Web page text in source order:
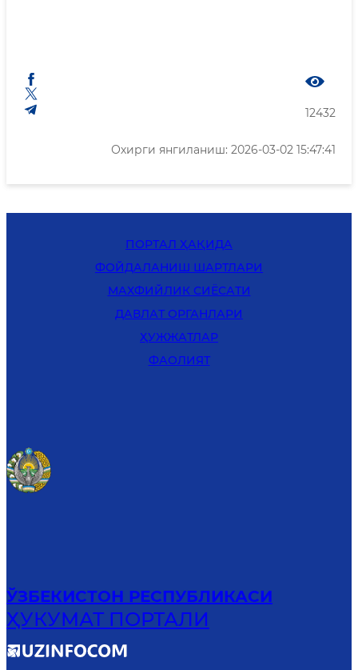
12432
Охирги янгиланиш: 2026-03-02 15:47:41
ПОРТАЛ ҲАҚИДА
ФОЙДАЛАНИШ ШАРТЛАРИ
MАХФИЙЛИК СИЁСАТИ
ДАВЛАТ ОРГАНЛАРИ
ҲУЖЖАТЛАР
ФАОЛИЯТ
ЎЗБЕКИСТОН РЕСПУБЛИКАСИ
ҲУКУМАТ ПОРТАЛИ